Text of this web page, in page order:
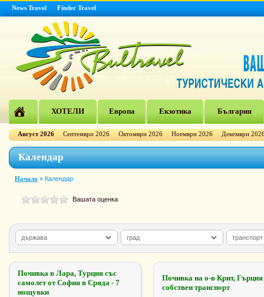
News Travel Finder Travel
ХОТЕЛИ Европа Екзотика България
Август 2026 Септември 2026 Октомври 2026 Ноември 2026 Декември
Календар
Начало » Календар
Вашата оценка
Почивка в Лара, Турция със
самолет от София в Сряда - 7
нощувки
Почивка на о-в Крит, Гърция
собствен транспорт